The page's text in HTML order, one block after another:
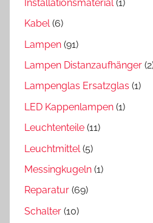
Installationsmaterial(1)
Kabel(6)
Lampen (91)
Lampen Distanzaufhänger
Lampenglas Ersatzglas (1)
LED Kappenlampen (1)
Leuchtenteile (11)
Leuchtmittel (5)
Messingkugeln (1)
Reparatur (69)
Schalter (10)